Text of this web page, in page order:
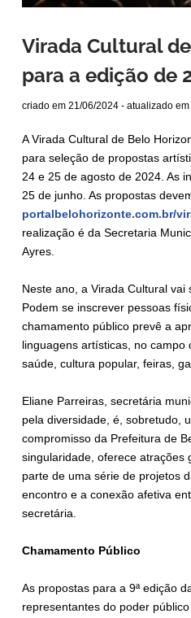
Virada Cultural
para a edição de
criado em 21/06/2024 - atualizado em
A Virada Cultural de Belo
para seleção de propostas
24 e 25 de agosto de 2024. As
25 de junho. As propostas
portalbelohorizonte.com.br/
realização é da Secretaria
Ayres.
Neste ano, a Virada Cultural
Podem se inscrever pessoas
chamamento público prevê a
linguagens artísticas, no campo
saúde, cultura popular, feiras,
Eliane Parreiras, secretária
pela diversidade, é, sobretudo,
compromisso da Prefeitura de
singularidade, oferece atrações
parte de uma série de projetos
encontro e a conexão afetiva
secretária.
Chamamento Público
As propostas para a 9ª edição
representantes do poder